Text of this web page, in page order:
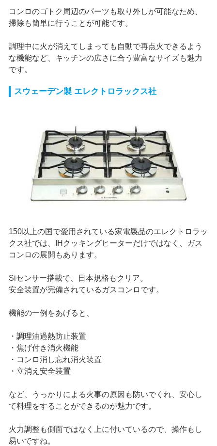
コンロのゴトク周辺のパーツも取り外しが可能なため、
掃除も簡単に行うことが可能です。
調理中に火が消えてしまっても自動で再点火できるよう
な機能など、キッチンの広さに合う豊富なサイズも魅力
です。
スウェーデン製 エレクトロラックス社
150以上の国で愛用されている家電製品のエレクトロラッ
クス社では、IHクッキングヒーターだけではなく、ガス
コンロの展開もあります。
Siセンサー搭載で、日本規格もクリア。
安全装置が完備されているガスコンロです。
機能の一例をあげると、
・調理油過熱防止装置
・焦げ付き消火機能
・コンロ消し忘れ消火装置
・立消え安全装置
など、うっかりによる火事の原因も防いでくれ、安心し
て料理をすることができるのが魅力です。
火力調整も側面ではなく上に付いているので、操作もし
易いですね。